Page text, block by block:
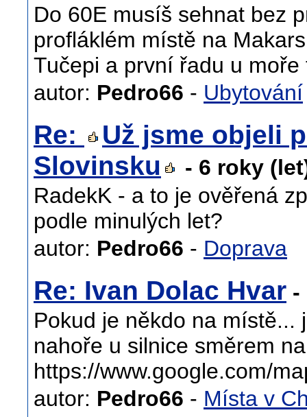
Do 60E musíš sehnat bez
profláklém místě na
Tučepi a první řadu u
autor: Pedro66 - Ubytování
Re:
Už jsme objeli
Slovinsku
- 6 roky
RadekK - a to je ověřená
podle minulých let?
autor: Pedro66 - Doprava
Re: Ivan Dolac Hvar -
Pokud je někdo na místě...
nahoře u silnice směrem
https://www.google.com/
autor: Pedro66 - Místa v